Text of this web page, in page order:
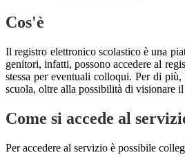
Cos'è
Il registro elettronico scolastico è una
genitori, infatti, possono accedere al
stessa per eventuali colloqui. Per di
scuola, oltre alla possibilità di visionare
Come si accede al
Per accedere al servizio è possibile